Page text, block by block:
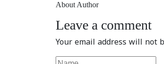
About Author
Leave a comment
Your email address will not